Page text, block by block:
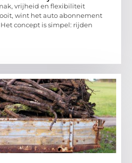
vrijheid en flexibiliteit
wint het auto abonnement
concept is simpel: rijden